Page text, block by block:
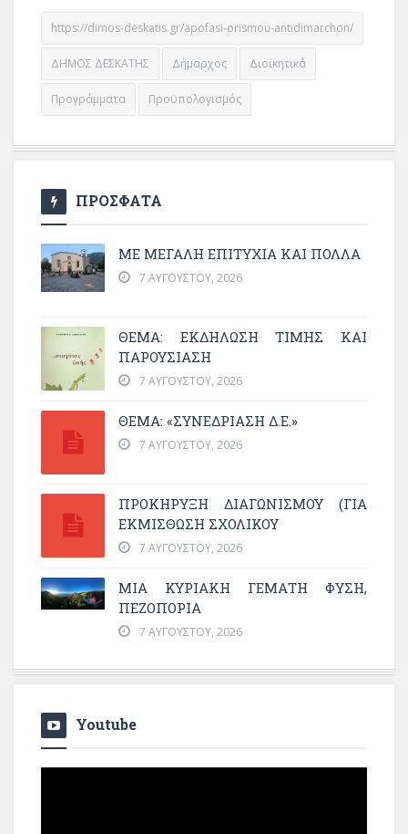
https://dimos-deskatis.gr/apofasi-orismou-antidimarchon/
ΔΗΜΟΣ ΔΕΣΚΑΤΗΣ Δήμαρχος Διοικητικά
Προγράμματα Προϋπολογισμός
ΠΡΟΣΦΑΤΑ
ΜΕ ΜΕΓΆΛΗ ΕΠΙΤΥΧΊΑ ΚΑΙ ΠΟΛΛΆ
7 ΑΥΓΟΎΣΤΟΥ, 2026
ΘΈΜΑ: ΕΚΔΉΛΩΣΗ ΤΙΜΉΣ ΚΑΙ
ΠΑΡΟΥΣΊΑΣΗ
7 ΑΥΓΟΎΣΤΟΥ, 2026
ΘΕΜΑ: «ΣΥΝΕΔΡΊΑΣΗ Δ.Ε.»
7 ΑΥΓΟΎΣΤΟΥ, 2026
ΠΡΟΚΗΡΥΞΗ ΔΙΑΓΩΝΙΣΜΟΥ (ΓΙΑ
ΕΚΜΊΣΘΩΣΗ ΣΧΟΛΙΚΟΎ
7 ΑΥΓΟΎΣΤΟΥ, 2026
ΜΙΑ ΚΥΡΙΑΚΉ ΓΕΜΆΤΗ ΦΎΣΗ,
ΠΕΖΟΠΟΡΊΑ
7 ΑΥΓΟΎΣΤΟΥ, 2026
Youtube